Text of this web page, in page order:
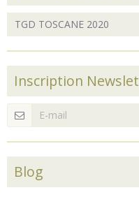
Inscription Newslet
Blog